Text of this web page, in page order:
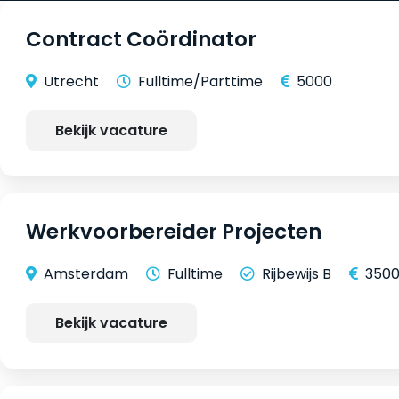
Contract Coördinator
Utrecht Fulltime/Parttime 5000
Bekijk vacature
Werkvoorbereider Projecten
Amsterdam Fulltime Rijbewijs B 3500
Bekijk vacature